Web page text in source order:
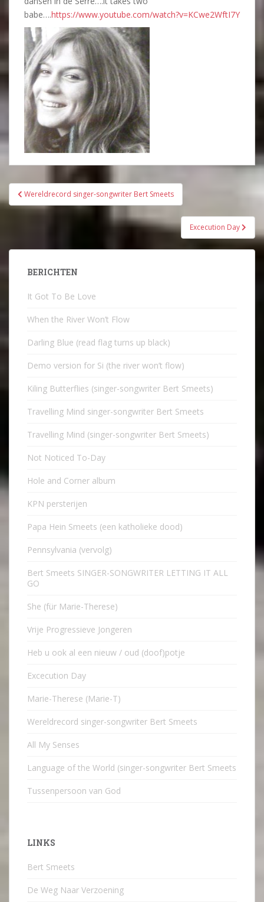
babe….https://www.youtube.com/watch?v=KCwe2WftI7Y
Bericht
navigatie
Wereldrecord singer-songwriter Bert Smeets
Excecution Day
BERICHTEN
It Got To Be Love
When the River Won’t Flow
Darling Blue (read flag turns up black)
Demo version for Si (the river won’t flow)
Kiling Butterflies (singer-songwriter Bert Smeets)
Travelling Mind singer-songwriter Bert Smeets
Travelling Mind (singer-songwriter Bert Smeets)
Not Noticed To-Day
Hole and Corner album
KPN persterijen
Papa Hein Smeets (een katholieke dood)
Pennsylvania (vervolg)
Bert Smeets SINGER-SONGWRITER LETTING IT ALL
GO
She (für Marie-Therese)
Vrije Progressieve Jongeren
Heb u ook al een nieuw / oud (doof)potje
Excecution Day
Marie-Therese (Marie-T)
Wereldrecord singer-songwriter Bert Smeets
All My Senses
Language of the World (singer-songwriter Bert Smeets
Tussenpersoon van God
LINKS
Bert Smeets
De Weg Naar Verzoening